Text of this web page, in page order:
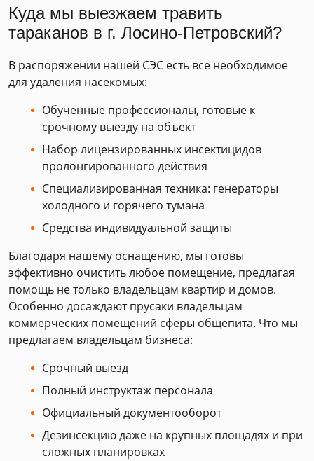
Куда мы выезжаем травить
тараканов в г. Лосино-Петровский?
В распоряжении нашей СЭС есть все необходимое
для удаления насекомых:
Обученные профессионалы, готовые к
срочному выезду на объект
Набор лицензированных инсектицидов
пролонгированного действия
Специализированная техника: генераторы
холодного и горячего тумана
Средства индивидуальной защиты
Благодаря нашему оснащению, мы готовы
эффективно очистить любое помещение, предлагая
помощь не только владельцам квартир и домов.
Особенно досаждают прусаки владельцам
коммерческих помещений сферы общепита. Что мы
предлагаем владельцам бизнеса:
Срочный выезд
Полный инструктаж персонала
Официальный документооборот
Дезинсекцию даже на крупных площадях и при
сложных планировках